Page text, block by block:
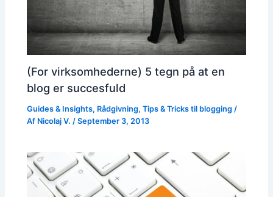
(For virksomhederne) 5 tegn på at en
blog er succesfuld
Guides & Insights, Rådgivning,Tips & Tricks til blogging /
Af Nicolaj V./September 3, 2013